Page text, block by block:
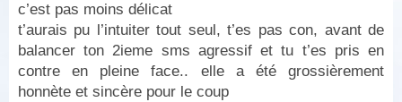
c’est pas moins délicat
t’aurais pu l’intuiter tout seul, t’es pas con, avant de
balancer ton 2ieme sms agressif et tu t’es pris en
contre en pleine face.. elle a été grossièrement
honnète et sincère pour le coup